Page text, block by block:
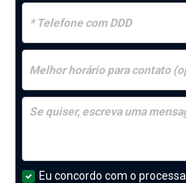
Eu concordo com o